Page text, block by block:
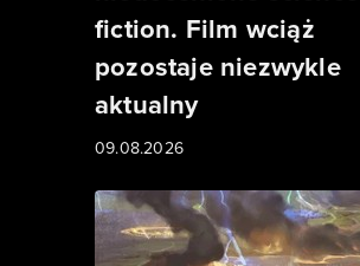
fiction. Film wciąż
pozostaje niezwykle
aktualny
09.08.2026